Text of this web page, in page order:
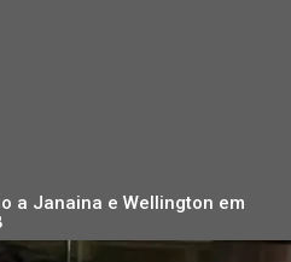
a Janaina e Wellington em